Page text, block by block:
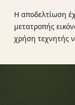
Η αποδελτίωση
μετατροπής
χρήση τεχνητής